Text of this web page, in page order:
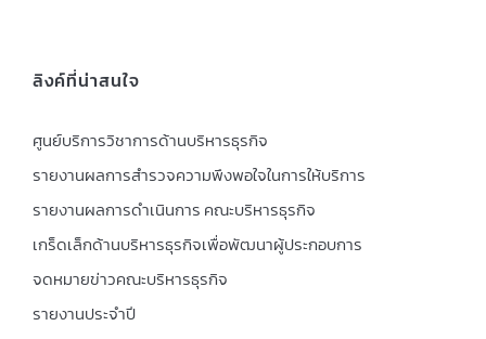
ลิงค์ที่น่าสนใจ
ศูนย์บริการวิชาการด้านบริหารธุรกิจ
รายงานผลการสำรวจความพึงพอใจในการให้บริการ
รายงานผลการดำเนินการ คณะบริหารธุรกิจ
เกร็ดเล็กด้านบริหารธุรกิจเพื่อพัฒนาผู้ประกอบการ
จดหมายข่าวคณะบริหารธุรกิจ
รายงานประจำปี